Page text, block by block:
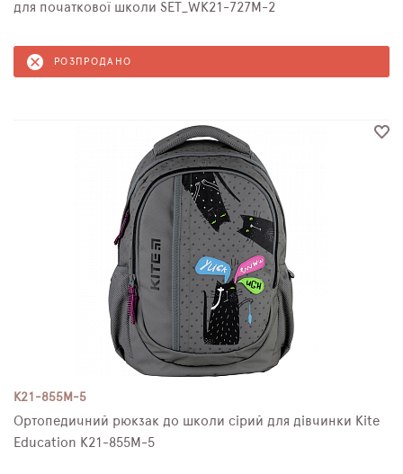
для початкової школи SET_WK21-727M-2
РОЗПРОДАНО
K21-855M-5
Ортопедичний рюкзак до школи сірий для дівчинки Kite
Education K21-855M-5